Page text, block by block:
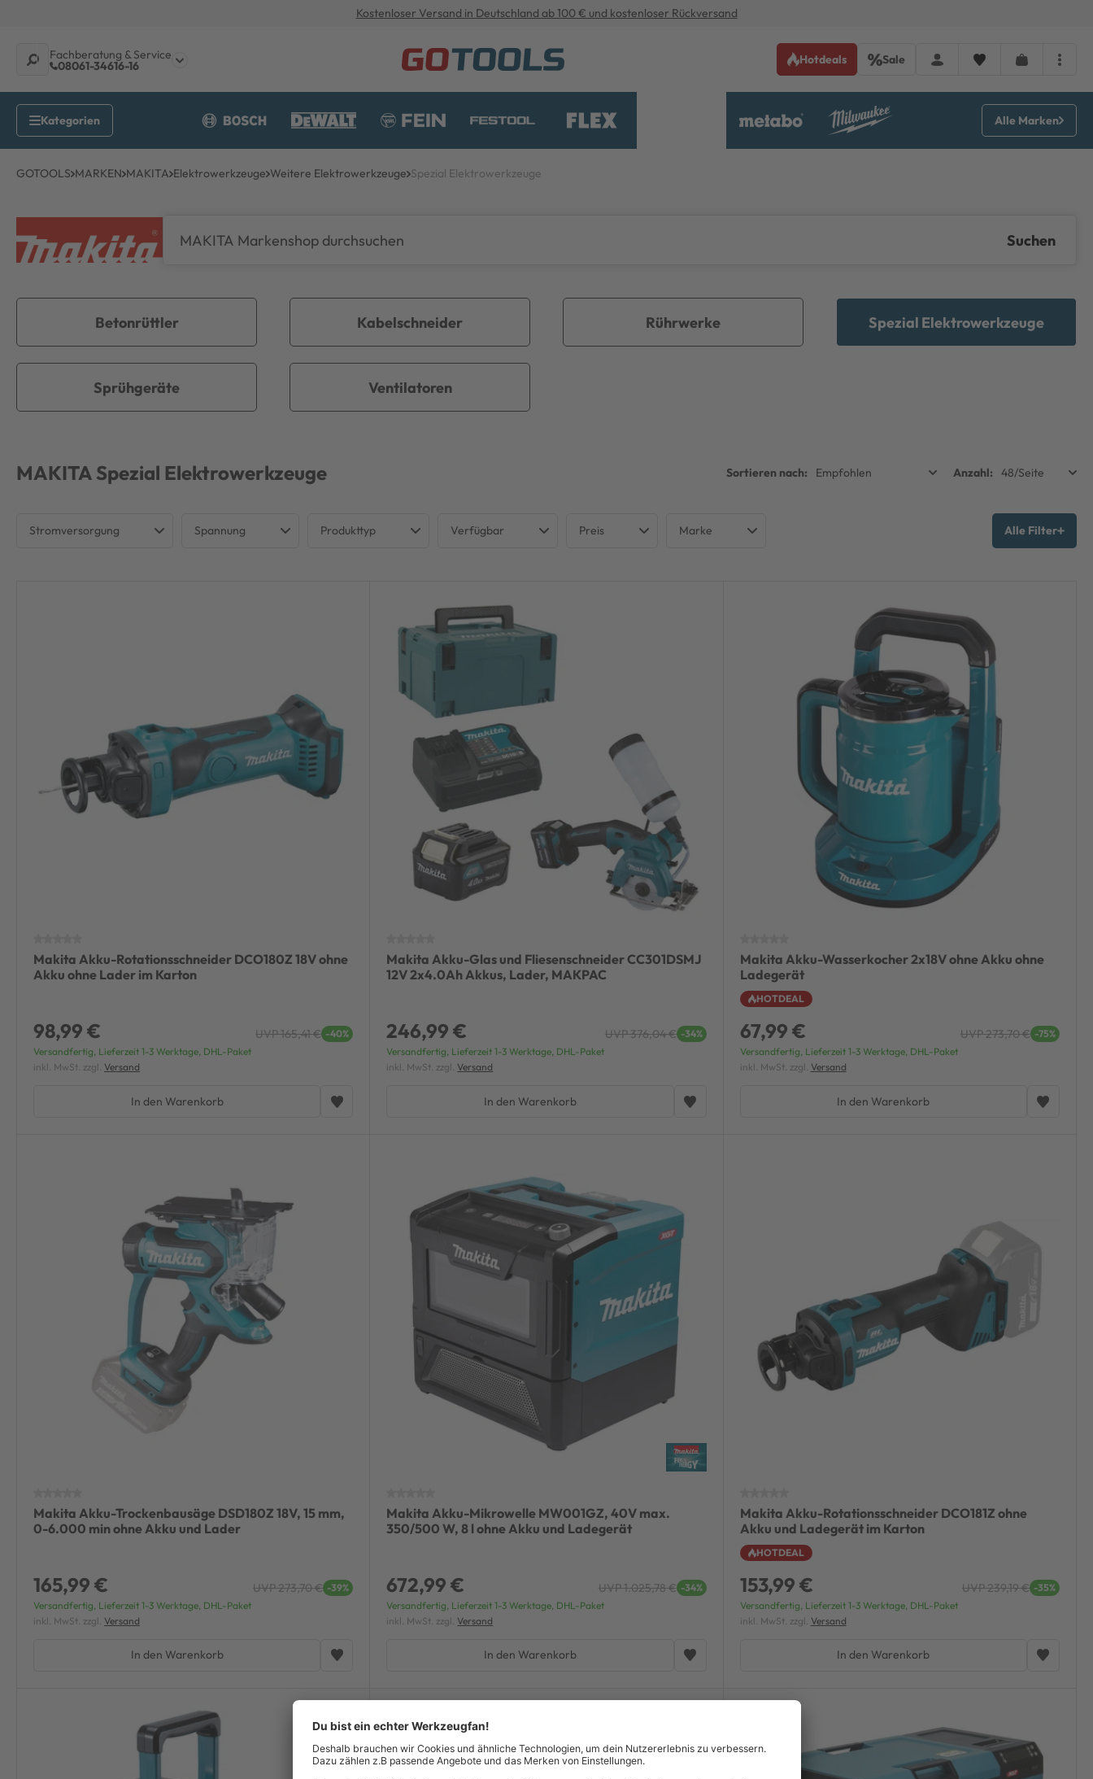
Kostenloser Versand in Deutschland ab 100 € und kostenloser Rückversand
Fachberatung & Service
08061-34616-16 Hotdeals Sale
Alle Marken
GOTOOLS MARKEN MAKITA Elektrowerkzeuge Weitere Elektrowerkzeuge Spezial Elektrowerkzeuge
Suchen
Betonrüttler Kabelschneider Rührwerke
Sprühgeräte Ventilatoren
Spezial Elektrowerkzeuge
MAKITA Spezial Elektrowerkzeuge
Stromversorgung Spannung Produkttyp Verfügbar Preis Marke Alle Filter
Makita Akku-Rotationsschneider DCO180Z 18V ohne
Akku ohne Lader im Karton
98,99 € UVP 165,41 € -40%
Versandfertig, Lieferzeit 1-3 Werktage, DHL-Paket
inkl. MwSt. zzgl. Versand
In den Warenkorb
Makita Akku-Glas und Fliesenschneider CC301DSMJ
12V 2x4.0Ah Akkus, Lader, MAKPAC
246,99 € UVP 376,04 € -34%
Versandfertig, Lieferzeit 1-3 Werktage, DHL-Paket
inkl. MwSt. zzgl. Versand
In den Warenkorb
Makita Akku-Wasserkocher 2x18V ohne Akku ohne
Ladegerät
HOTDEAL
67,99 € UVP 273,70 € -75%
Versandfertig, Lieferzeit 1-3 Werktage, DHL-Paket
inkl. MwSt. zzgl. Versand
In den Warenkorb
Makita Akku-Trockenbausäge DSD180Z 18V, 15 mm,
0-6.000 min ohne Akku und Lader
165,99 € UVP 273,70 € -39%
Versandfertig, Lieferzeit 1-3 Werktage, DHL-Paket
inkl. MwSt. zzgl. Versand
In den Warenkorb
Makita Akku-Mikrowelle MW001GZ, 40V max.
350/500 W, 8 l ohne Akku und Ladegerät
672,99 € UVP 1.025,78 € -34%
Versandfertig, Lieferzeit 1-3 Werktage, DHL-Paket
inkl. MwSt. zzgl. Versand
In den Warenkorb
Makita Akku-Rotationsschneider DCO181Z ohne
Akku und Ladegerät im Karton
HOTDEAL
153,99 € UVP 239,19 € -35%
Versandfertig, Lieferzeit 1-3 Werktage, DHL-Paket
inkl. MwSt. zzgl. Versand
In den Warenkorb